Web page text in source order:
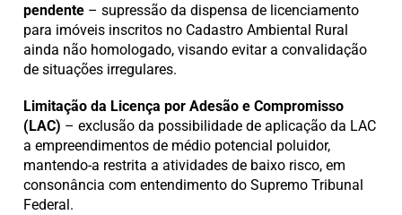
pendente – supressão da dispensa de licenciamento
para imóveis inscritos no Cadastro Ambiental Rural
ainda não homologado, visando evitar a convalidação
de situações irregulares.
Limitação da Licença por Adesão e Compromisso
(LAC) – exclusão da possibilidade de aplicação da LAC
a empreendimentos de médio potencial poluidor,
mantendo-a restrita a atividades de baixo risco, em
consonância com entendimento do Supremo Tribunal
Federal.